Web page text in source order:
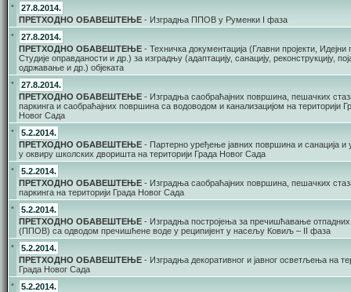
•
27.8.2014.
ПРЕТХОДНО ОБАВЕШТЕЊЕ - Изградња ППОВ у Руменки I фаза
•
27.8.2014.
ПРЕТХОДНО ОБАВЕШТЕЊЕ - Техничка документација (Главни пројекти, Идејни
Студије оправданости и др.) за изградњу (адаптацију, санацију, реконструкцију,
одржавање и др.) објеката
•
27.8.2014.
ПРЕТХОДНО ОБАВЕШТЕЊЕ - Изградња саобраћајних површина, пешачких
паркинга и саобраћајних површина са водоводом и канализацијом на територији
Новог Сада
•
5.2.2014.
ПРЕТХОДНО ОБАВЕШТЕЊЕ - Партерно уређење јавних површина и санација и
у оквиру школских дворишта на територији Града Новог Сада
•
5.2.2014.
ПРЕТХОДНО ОБАВЕШТЕЊЕ - Изградња саобраћајних површина, пешачких
паркинга на територији Града Новог Сада
•
5.2.2014.
ПРЕТХОДНО ОБАВЕШТЕЊЕ - Изградња постројења за пречишћавање
(ППОВ) са одводом пречишћене воде у реципијент у насељу Ковиљ – II фаза
•
5.2.2014.
ПРЕТХОДНО ОБАВЕШТЕЊЕ - Изградња декоративног и јавног осветљења на
Града Новог Сада
•
5.2.2014.